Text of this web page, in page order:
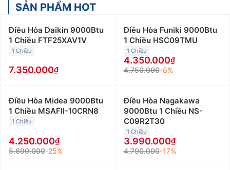
Phân loại các dòng điều hòa Gree theo công
Điều hòa Gree giá rẻ
được phân loại theo công suất và
tính năng, phù hợp với các không gian và nhu cầu sử
dụng khác nhau. Dưới đây là một số gợi ý để giúp bạn
Điều hòa Gree 9000Btu
Điều hòa Gree 9000btu phù
hợp với những không gian nhỏ dưới 15m2 như phòng
ngủ, phòng khách hay phòng làm việc nhỏ. Giá bán
điều hòa Gree 9000btu giao động từ 4 triệu đồng đến
SẢN PHẨM HOT
Điều Hòa Daikin 9000Btu
1 Chiều FTF25XAV1V
1 Chiều
7.350.000
Điều Hòa Funiki 9000Btu
1 Chiều HSC09TMU
1 Chiều
4.350.000
4.750.000-8%
Điều Hòa Midea 9000Btu
1 Chiều MSAFII-10CRN8
1 Chiều
4.250.000
5.690.000-25%
Điều Hòa Nagakawa
9000Btu 1 Chiều NS-
C09R2T30
1 Chiều
3.990.000
4.790.000-17%